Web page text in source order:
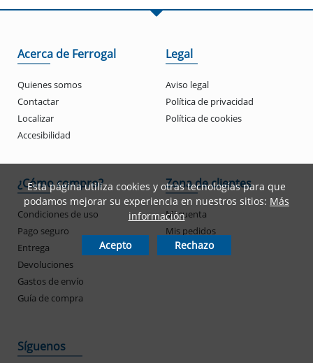
Acerca de Ferrogal
Quienes somos
Contactar
Localizar
Accesibilidad
Legal
Aviso legal
Política de privacidad
Política de cookies
¿Cómo compro?
Condiciones de uso
Pago seguro
Entrega
Devoluciones
Gastos de envío
Guía de compra
Zona de clientes
Mi cuenta
Mis pedidos
Síguenos
Esta página utiliza cookies y otras tecnologías para que
podamos mejorar su experiencia en nuestros sitios: Más
información
Acepto Rechazo